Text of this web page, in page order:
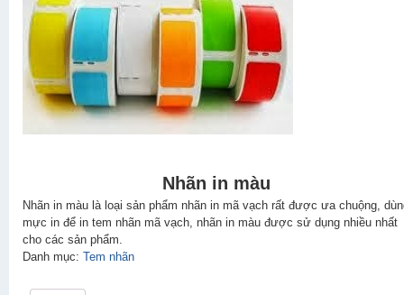
Nhãn in màu
Nhãn in màu là loại sản phẩm nhãn in mã vạch rất được ưa chuộng,
mực in để in tem nhãn mã vạch, nhãn in màu được sử dụng nhiều nhất
cho các sản phẩm.
Danh mục: Tem nhãn